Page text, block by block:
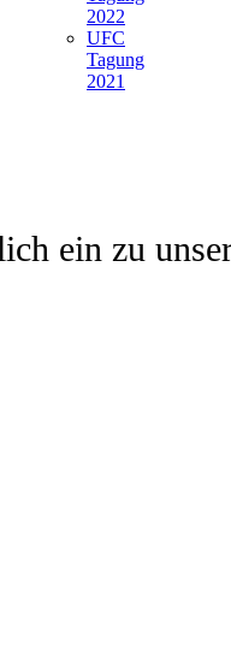
2022
UFC
Tagung
2021
ein zu